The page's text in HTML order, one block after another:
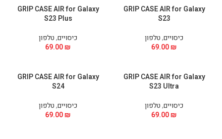
GRIP CASE AIR for Galaxy
S23
כיסויים,טלפון
69.00₪
GRIP CASE AIR for Galaxy
S23 Plus
כיסויים,טלפון
69.00₪
GRIP CASE AIR for Galaxy
S23 Ultra
כיסויים,טלפון
69.00₪
GRIP CASE AIR for Galaxy
S24
כיסויים,טלפון
69.00₪